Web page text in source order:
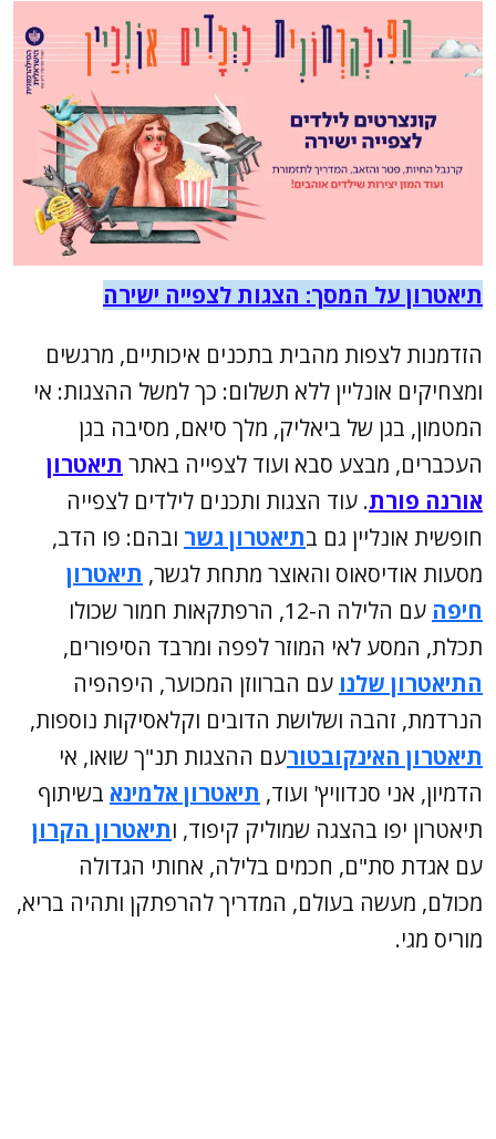
תיאטרון על המסך: הצגות לצפייה ישירה
הזדמנות לצפות מהבית בתכנים איכותיים, מרגשים
ומצחיקים אונליין ללא תשלום: כך למשל ההצגות: אי
המטמון, בגן של ביאליק, מלך סיאם, מסיבה בגן
העכברים, מבצע סבא ועוד לצפייה באתר תיאטרון
אורנה פורת. עוד הצגות ותכנים לילדים לצפייה
חופשית אונליין גם בתיאטרון גשר ובהם: פו הדב,
מסעות אודיסאוס והאוצר מתחת לגשר, תיאטרון
חיפה
עם הלילה ה-12, הרפתקאות חמור שכולו
תכלת, המסע לאי המוזר לפפה ומרבד הסיפורים,
התיאטרון שלנו עם הברווזן המכוער, היפהפיה
הנרדמת, זהבה ושלושת הדובים וקלאסיקות נוספות,
תיאטרון האינקובטורעם ההצגות תנ"ך שואו, אי
הדמיון, אני סנדוויץ' ועוד, תיאטרון אלמינא בשיתוף
תיאטרון יפו בהצגה שמוליק קיפוד, ותיאטרון הקרון
עם אגדת סת"ם, חכמים בלילה, אחותי הגדולה
מכולם, מעשה בעולם, המדריך להרפתקן ותהיה בריא,
מוריס מגי.